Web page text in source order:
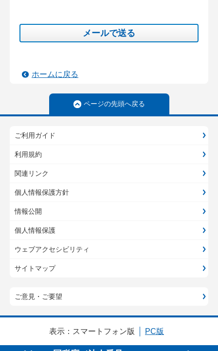
メールで送る
ホームに戻る
ページの先頭へ戻る
ご利用ガイド
利用規約
関連リンク
個人情報保護方針
情報公開
個人情報保護
ウェブアクセシビリティ
サイトマップ
ご意見・ご要望
表示： スマートフォン版 PC版